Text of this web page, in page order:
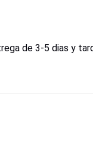
de 3-5 dias y